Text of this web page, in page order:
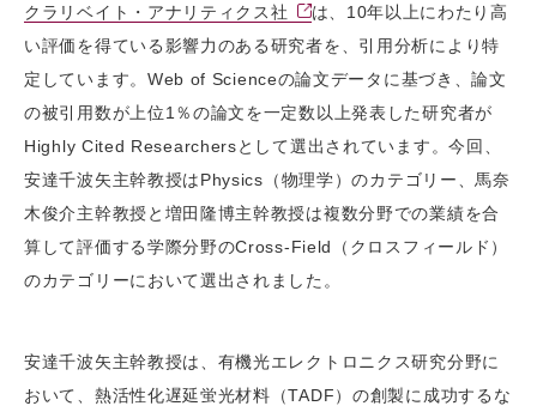
クラリベイト・アナリティクス社
は、10年以上にわたり高
い評価を得ている影響力のある研究者を、引用分析により特
定しています。Web of Scienceの論文データに基づき、論文
の被引用数が上位1％の論文を一定数以上発表した研究者が
Highly Cited Researchersとして選出されています。今回、
安達千波矢主幹教授はPhysics（物理学）のカテゴリー、馬奈
木俊介主幹教授と増田隆博主幹教授は複数分野での業績を合
算して評価する学際分野のCross-Field（クロスフィールド）
のカテゴリーにおいて選出されました。
安達千波矢主幹教授は、有機光エレクトロニクス研究分野に
おいて、熱活性化遅延蛍光材料（TADF）の創製に成功するな